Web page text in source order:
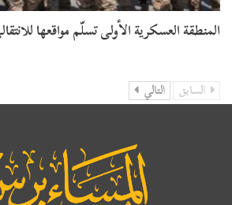
المنطقة العسكرية الأولى تسلّم مواقعها
السابق التالي